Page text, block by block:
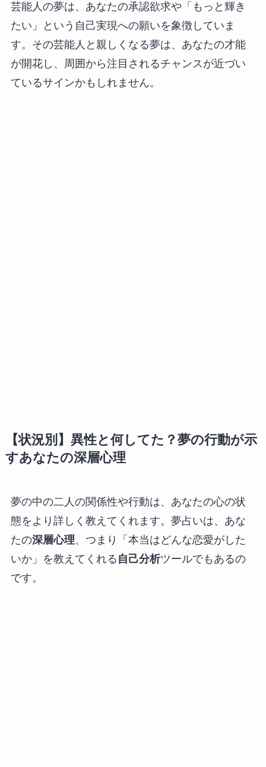
芸能人の夢は、あなたの承認欲求や「もっと輝き
たい」という自己実現への願いを象徴していま
す。その芸能人と親しくなる夢は、あなたの才能
が開花し、周囲から注目されるチャンスが近づい
ているサインかもしれません。
【状況別】異性と何してた？夢の行動が示
すあなたの深層心理
夢の中の二人の関係性や行動は、あなたの心の状
態をより詳しく教えてくれます。夢占いは、あな
たの深層心理、つまり「本当はどんな恋愛がした
いか」を教えてくれる 自己分析ツールでもあるの
です。